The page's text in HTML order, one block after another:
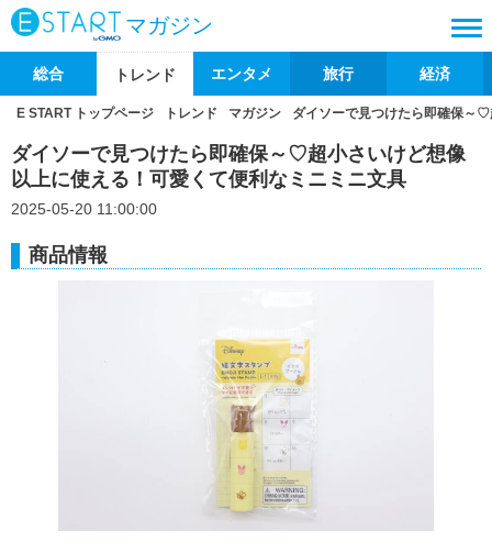
マガジン
総合 トレンド エンタメ 旅行 経済
E START トップページ トレンド マガジン ダイソーで見つけたら即確保～
ダイソーで見つけたら即確保～♡超小さいけど想像
以上に使える！可愛くて便利なミニミニ文具
2025-05-20 11:00:00
商品情報